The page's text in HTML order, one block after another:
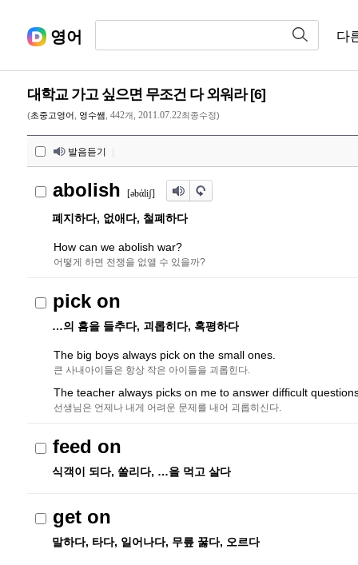
영어 다
대학교 가고 싶으면 무조건 다 외워라 [6]
(초중고영어 영수쌤 442개, 2011.07.22최종수정)
발음듣기
abolish [əbάliʃ]
폐지하다, 없애다, 철폐하다
How can we abolish war?
어떻게 하면 전쟁을 없앨 수 있을까?
pick on
…의 흠을 들추다, 괴롭히다, 혹평하다
The big boys always pick on the small ones.
큰 사내아이들은 항상 작은 아이들을 괴롭힌다.
The teacher always picks on me to answer difficult
선생님은 언제나 내게 어려운 문제를 내어 괴롭히신다.
feed on
식객이 되다, 쏠리다, …을 먹고 살다
get on
말하다, 타다, 일어나다, 무릎 꿇다, 오르다